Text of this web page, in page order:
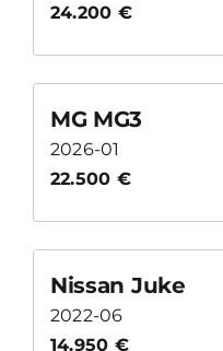
24.200 €
MG MG3
2026-01
22.500 €
Nissan Juke
2022-06
14.950 €